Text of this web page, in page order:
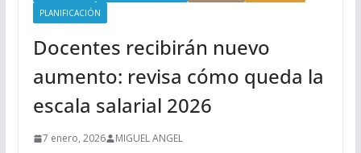
PLANIFICACIÓN
Docentes recibirán nuevo
aumento: revisa cómo queda la
escala salarial 2026
7 enero, 2026 MIGUEL ANGEL